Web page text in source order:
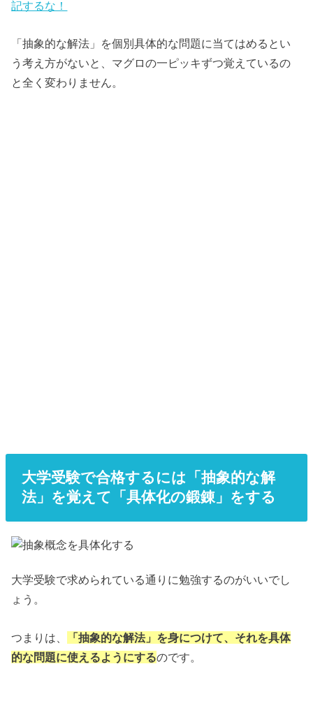
記するな！
「抽象的な解法」を個別具体的な問題に当てはめるとい
う考え方がないと、マグロの一ピッキずつ覚えているの
と全く変わりません。
大学受験で合格するには「抽象的な解
法」を覚えて「具体化の鍛錬」をする
大学受験で求められている通りに勉強するのがいいでし
ょう。
つまりは、
「抽象的な解法」を身につけて、それを具体
的な問題に使えるようにするのです。